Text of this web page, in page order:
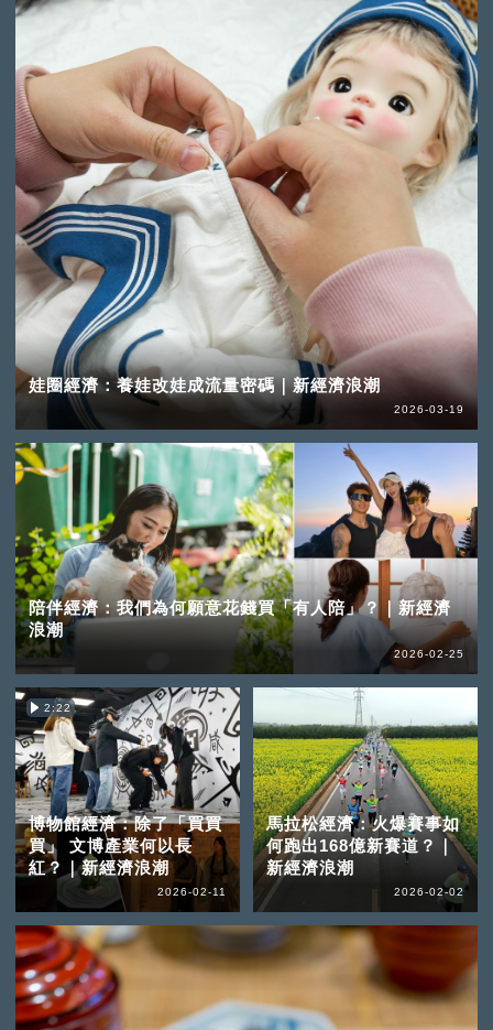
娃圈經濟：養娃改娃成流量密碼｜新經濟浪潮
2026-03-19
陪伴經濟：我們為何願意花錢買「有人陪」？｜新經濟
浪潮
2026-02-25
2:22
博物館經濟：除了「買買
買」 文博產業何以長
紅？｜新經濟浪潮
2026-02-11
馬拉松經濟：火爆賽事如
何跑出168億新賽道？｜
新經濟浪潮
2026-02-02